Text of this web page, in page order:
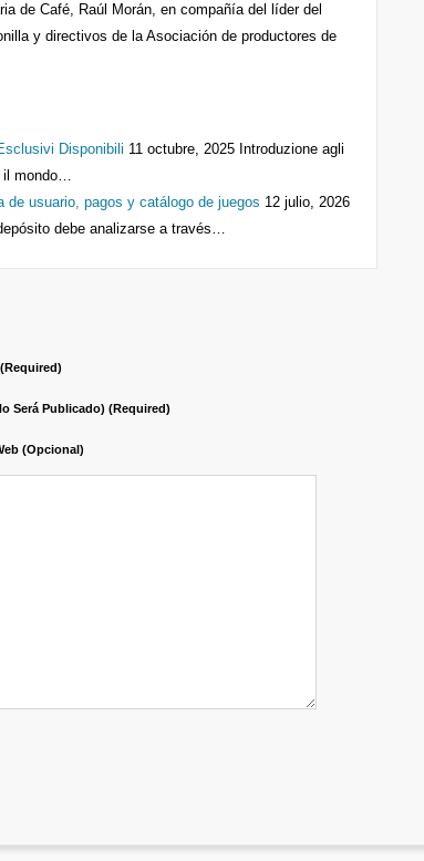
de Café, Raúl Morán, en compañía del líder del
y directivos de la Asociación de productores de
Disponibili 11 octubre, 2025 Introduzione agli
il mondo…
usuario, pagos y catálogo de juegos 12 julio, 2026
debe analizarse a través…
(required)
Será Publicado) (required)
(opcional)